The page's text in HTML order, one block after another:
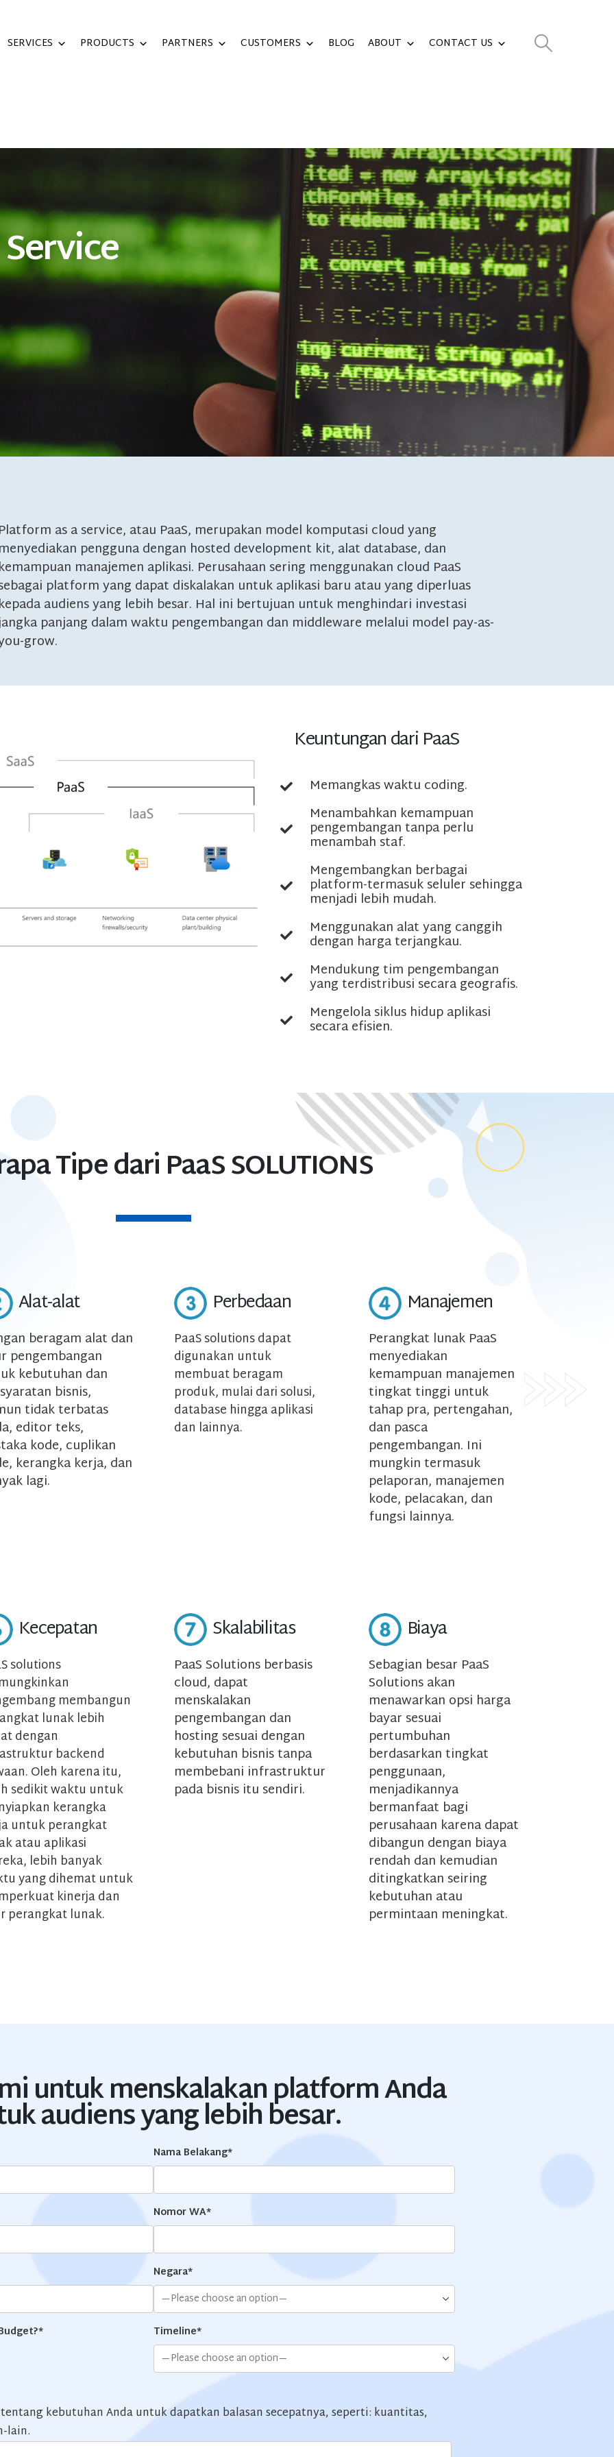
SERVICES PRODUCTS PARTNERS CUSTOMERS BLOG ABOUT CONTACT US
as a service, atau PaaS, merupakan model komputasi cloud yang
pengguna dengan hosted development kit, alat database, dan
manajemen aplikasi. Perusahaan sering menggunakan cloud PaaS
platform yang dapat diskalakan untuk aplikasi baru atau yang diperluas
audiens yang lebih besar. Hal ini bertujuan untuk menghindari investasi
panjang dalam waktu pengembangan dan middleware melalui model pay-as-
grow.
Keuntungan dari PaaS
Memangkas waktu coding.
Menambahkan kemampuan
pengembangan tanpa perlu
menambah staf.
Mengembangkan berbagai
platform-termasuk seluler sehingga
menjadi lebih mudah.
Menggunakan alat yang canggih
dengan harga terjangkau.
Mendukung tim pengembangan
yang terdistribusi secara geografis.
Mengelola siklus hidup aplikasi
secara efisien.
Tipe dari PaaS SOLUTIONS
Alat-alat
beragam alat dan
pengembangan
kebutuhan dan
bisnis,
tidak terbatas
editor teks,
kode, cuplikan
kerangka kerja, dan
lagi.
Perbedaan
PaaS solutions dapat
digunakan untuk
membuat beragam
produk, mulai dari solusi,
database hingga aplikasi
dan lainnya.
Manajemen
Perangkat lunak PaaS
menyediakan
kemampuan manajemen
tingkat tinggi untuk
tahap pra, pertengahan,
dan pasca
pengembangan. Ini
mungkin termasuk
pelaporan, manajemen
kode, pelacakan, dan
fungsi lainnya.
Kecepatan
solutions
membangun
lunak lebih
dengan
backend
Oleh karena itu,
sedikit waktu untuk
kerangka
untuk perangkat
atau aplikasi
lebih banyak
yang dihemat untuk
kinerja dan
perangkat lunak.
Skalabilitas
PaaS Solutions berbasis
cloud, dapat
menskalakan
pengembangan dan
hosting sesuai dengan
kebutuhan bisnis tanpa
membebani infrastruktur
pada bisnis itu sendiri.
Biaya
Sebagian besar PaaS
Solutions akan
menawarkan opsi harga
bayar sesuai
pertumbuhan
berdasarkan tingkat
penggunaan,
menjadikannya
bermanfaat bagi
perusahaan karena dapat
dibangun dengan biaya
rendah dan kemudian
ditingkatkan seiring
kebutuhan atau
permintaan meningkat.
untuk menskalakan platform Anda
audiens yang lebih besar.
Nama Belakang*
Nomor WA*
Negara*
Timeline*
kebutuhan Anda untuk dapatkan balasan secepatnya, seperti: kuantitas,
lain.